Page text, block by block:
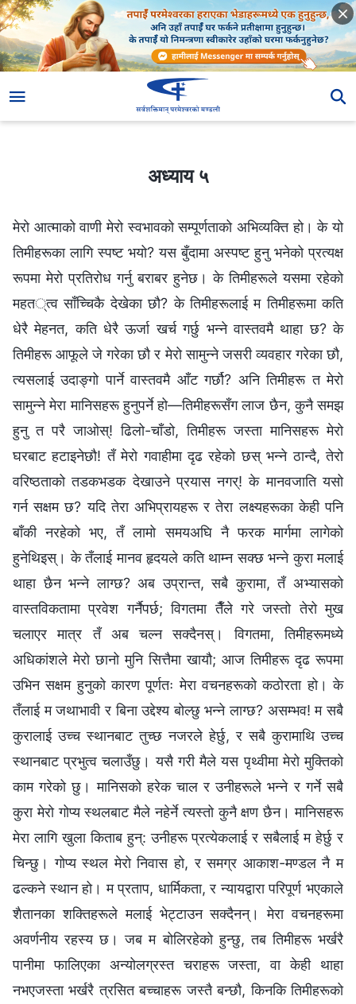
अध्याय ५
मेरो आत्माको वाणी मेरो स्वभावको सम्पूर्णताको अभिव्यक्ति हो। के यो
तिमीहरूका लागि स्पष्ट भयो? यस बुँदामा अस्पष्ट हुनु भनेको प्रत्यक्ष
रूपमा मेरो प्रतिरोध गर्नु बराबर हुनेछ। के तिमीहरूले यसमा रहेको
महत्त्व साँच्चिकै देखेका छौ? के तिमीहरूलाई म तिमीहरूमा कति
धेरै मेहनत, कति धेरै ऊर्जा खर्च गर्छु भन्ने वास्तवमै थाहा छ? के
तिमीहरू आफूले जे गरेका छौ र मेरो सामुन्ने जसरी व्यवहार गरेका छौ,
त्यसलाई उदाङ्गो पार्ने वास्तवमै आँट गर्छौ? अनि तिमीहरू त मेरो
सामुन्ने मेरा मानिसहरू हुनुपर्ने हो—तिमीहरूसँग लाज छैन, कुनै समझ
हुनु त परै जाओस्! ढिलो-चाँडो, तिमीहरू जस्ता मानिसहरू मेरो
घरबाट हटाइनेछौ! तँ मेरो गवाहीमा दृढ रहेको छस् भन्‍ने ठान्दै, तेरो
वरिष्ठताको तडकभडक देखाउने प्रयास नगर्! के मानवजाति यसो
गर्न सक्षम छ? यदि तेरा अभिप्रायहरू र तेरा लक्ष्यहरूका केही पनि
बाँकी नरहेको भए, तँ लामो समयअघि नै फरक मार्गमा लागेको
हुनेथिइस्। के तँलाई मानव हृदयले कति थाम्न सक्छ भन्ने कुरा मलाई
थाहा छैन भन्‍ने लाग्छ? अब उप्रान्त, सबै कुरामा, तँ अभ्यासको
वास्तविकतामा प्रवेश गर्नैपर्छ; विगतमा तैँले गरे जस्तो तेरो मुख
चलाएर मात्र तँ अब चल्न सक्दैनस्। विगतमा, तिमीहरूमध्ये
अधिकांशले मेरो छानो मुनि सित्तैमा खायौ; आज तिमीहरू दृढ रूपमा
उभिन सक्षम हुनुको कारण पूर्णतः मेरा वचनहरूको कठोरता हो। के
तँलाई म जथाभावी र बिना उद्देश्य बोल्छु भन्‍ने लाग्छ? असम्भव! म सबै
कुरालाई उच्‍च स्थानबाट तुच्छ नजरले हेर्छु, र सबै कुरामाथि उच्‍च
स्थानबाट प्रभुत्व चलाउँछु। यसै गरी मैले यस पृथ्वीमा मेरो मुक्तिको
काम गरेको छु। मानिसको हरेक चाल र उनीहरूले भन्‍ने र गर्ने सबै
कुरा मेरो गोप्य स्थलबाट मैले नहेर्ने त्यस्तो कुनै क्षण छैन। मानिसहरू
मेरा लागि खुला किताब हुन्: उनीहरू प्रत्येकलाई र सबैलाई म हेर्छु र
चिन्छु। गोप्य स्थल मेरो निवास हो, र समग्र आकाश-मण्डल नै म
ढल्कने स्थान हो। म प्रताप, धार्मिकता, र न्यायद्वारा परिपूर्ण भएकाले
शैतानका शक्तिहरूले मलाई भेट्टाउन सक्दैनन्। मेरा वचनहरूमा
अवर्णनीय रहस्य छ। जब म बोलिरहेको हुन्छु, तब तिमीहरू भर्खरै
पानीमा फालिएका अन्योलग्रस्त चराहरू जस्ता, वा केही थाहा
नभएजस्ता भर्खरै त्रसित बच्चाहरू जस्तै बन्छौ, किनकि तिमीहरूको